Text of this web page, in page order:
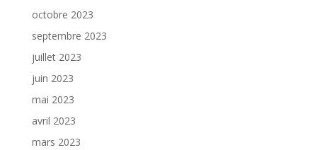
octobre 2023
septembre 2023
juillet 2023
juin 2023
mai 2023
avril 2023
mars 2023